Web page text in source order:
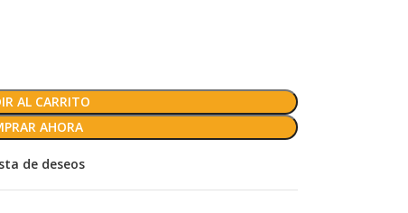
AL CARRITO
AHORA
de deseos